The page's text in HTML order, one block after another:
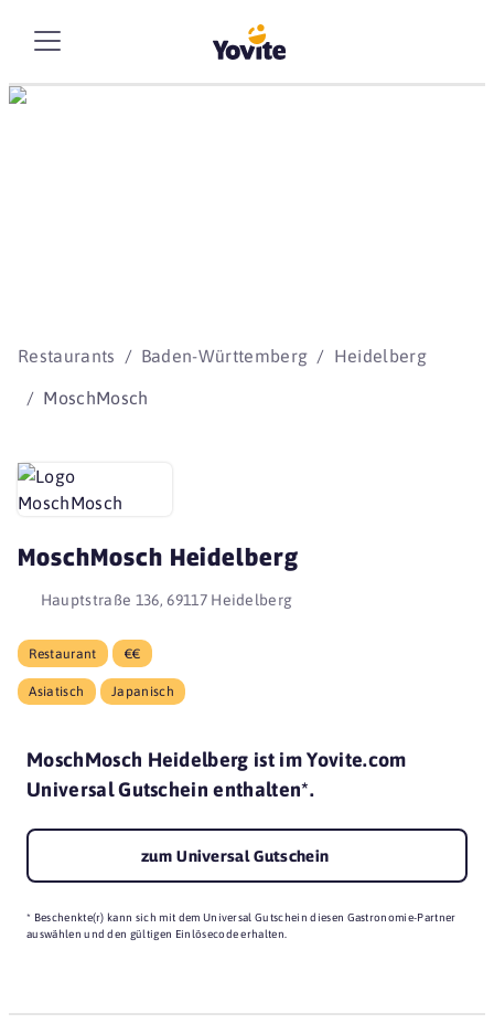
Restaurants Baden-Württemberg Heidelberg
MoschMosch
MoschMosch Heidelberg
Hauptstraße 136, 69117 Heidelberg
Restaurant €€
Asiatisch Japanisch
MoschMosch Heidelberg ist im Yovite.com
Universal Gutschein enthalten*.
zum Universal Gutschein
* Beschenkte(r) kann sich mit dem Universal Gutschein diesen Gastronomie-Partner
auswählen und den gültigen Einlösecode erhalten.